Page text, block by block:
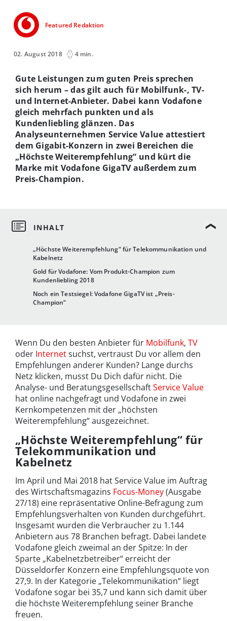
Featured Redaktion
02. August 2018 4 min.
„Höchste Weiterempfehlung“ für Telekommunikation und
Kabelnetz
Gold für Vodafone: Vom Produkt-Champion zum
Kundenliebling 2018
Noch ein Testsiegel: Vodafone GigaTV ist „Preis-
Champion“
Gute Leistungen zum guten Preis sprechen
sich herum – das gilt auch für Mobilfunk-, TV-
und Internet-Anbieter. Dabei kann Vodafone
gleich mehrfach punkten und als
Kundenliebling glänzen. Das
Analyseunternehmen Service Value attestiert
dem Gigabit-Konzern in zwei Bereichen die
„Höchste Weiterempfehlung“ und kürt die
Marke mit Vodafone GigaTV außerdem zum
Preis-Champion.
Wenn Du den besten Anbieter für Mobilfunk, TV
oder Internetsuchst, vertraust Du vor allem den
Empfehlungen anderer Kunden? Lange durchs
Netz klicken, musst Du Dich dafür nicht. Die
Analyse- und BeratungsgesellschaftService Value
hat online nachgefragt und Vodafone in zwei
Kernkompetenzen mit der „höchsten
Weiterempfehlung“ ausgezeichnet.
„Höchste Weiterempfehlung“ für
Telekommunikation und
Kabelnetz
Im April und Mai 2018 hat Service Value im Auftrag
des Wirtschaftsmagazins Focus-Money(Ausgabe
27/18) eine repräsentative Online-Befragung zum
Empfehlungsverhalten von Kunden durchgeführt.
Insgesamt wurden die Verbraucher zu 1.144
Anbietern aus 78 Branchen befragt. Dabei landete
Vodafone gleich zweimal an der Spitze: In der
Sparte „Kabelnetzbetreiber“ erreicht der
Düsseldorfer Konzern eine Empfehlungsquote von
27,9. In der Kategorie „Telekommunikation“ liegt
Vodafone sogar bei 35,7 und kann sich damit über
die höchste Weiterempfehlung seiner Branche
freuen.